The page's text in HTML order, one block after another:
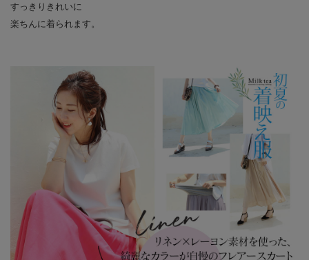
すっきりきれいに
楽ちんに着られます。